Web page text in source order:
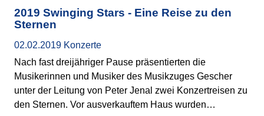
2019 Swinging Stars - Eine Reise zu den
Sternen
02.02.2019 Konzerte
Nach fast dreijähriger Pause präsentierten die
Musikerinnen und Musiker des Musikzuges Gescher
unter der Leitung von Peter Jenal zwei Konzertreisen zu
den Sternen. Vor ausverkauftem Haus wurden…